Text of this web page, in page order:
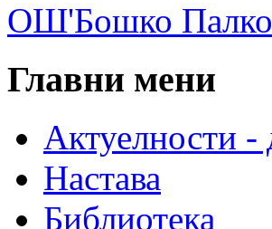
ОШ'Бошко
Главни мени
Актуелности
Настава
Библиотека